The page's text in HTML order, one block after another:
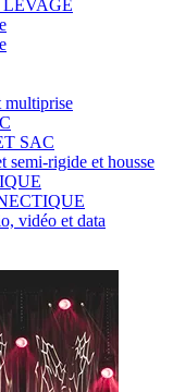
LEVAGE
multiprise
SAC
semi-rigide et housse
vidéo et data